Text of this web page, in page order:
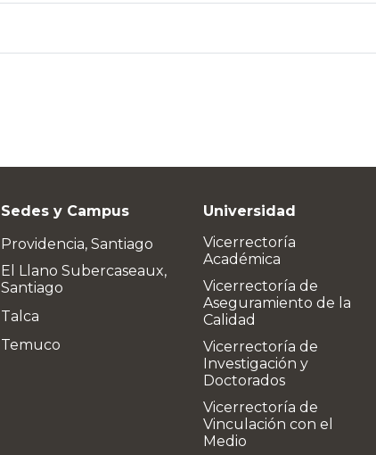
Sedes y Campus
Providencia, Santiago
El Llano Subercaseaux,
Santiago
Talca
Temuco
Universidad
Vicerrectoría
Académica
Vicerrectoría de
Aseguramiento de la
Calidad
Vicerrectoría de
Investigación y
Doctorados
Vicerrectoría de
Vinculación con el
Medio